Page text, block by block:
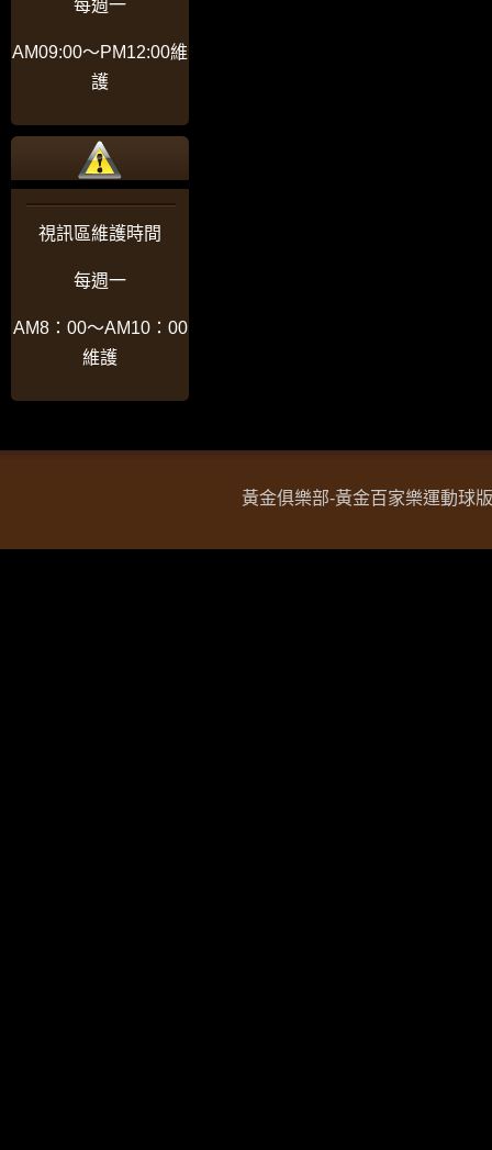
每週一
AM09:00〜PM12:00維
護
視訊區維護時間
每週一
AM8：00〜AM10：00
維護
黃金俱樂部-黃金百家樂運動球